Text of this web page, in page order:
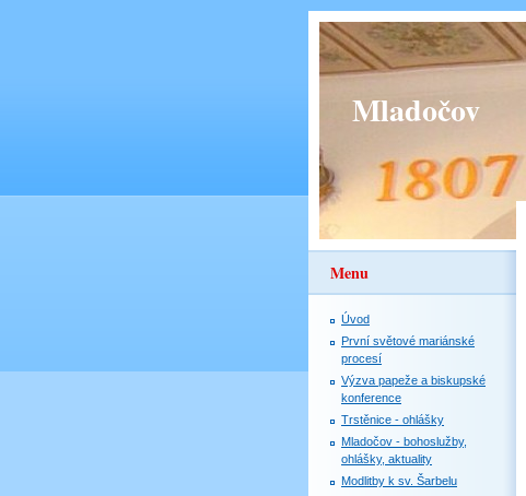
Mladočov
Menu
Úvod
První světové mariánské
procesí
Výzva papeže a biskupské
konference
Trstěnice - ohlášky
Mladočov - bohoslužby,
ohlášky, aktuality
Modlitby k sv. Šarbelu